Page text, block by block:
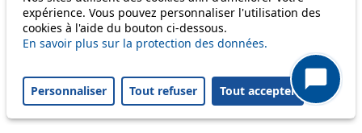
56
58
expérience. Vous pouvez personnaliser l'utilisation des
cookies à l'aide du bouton ci-dessous.
En savoir plus sur la protection des données.
Personnaliser Tout refuser Tout accepter